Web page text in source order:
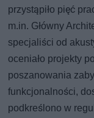
przystąpiło pięć
m.in. Główny
specjaliści od
oceniało projekty
poszanowania
funkcjonalności,
podkreślono w